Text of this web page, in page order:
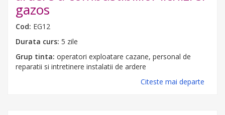
gazos
Cod: EG12
Durata curs: 5 zile
Grup tinta: operatori exploatare cazane, personal de
reparatii si intretinere instalatii de ardere
Citeste mai departe